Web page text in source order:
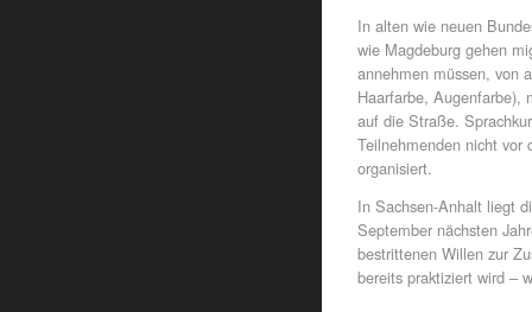
In alten wie neuen
wie Magdeburg gehen
annehmen müssen, von
Haarfarbe, Augenfarbe),
auf die Straße.
Teilnehmenden nicht vor
organisiert.
In Sachsen-Anhalt liegt
September nächsten
bestrittenen Willen zur
bereits praktiziert wird –